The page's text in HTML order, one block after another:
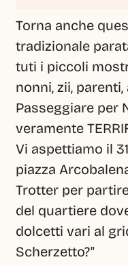
Torna anche
tradizionale
tuti i piccoli
nonni, zii, parenti,
Passeggiare per
veramente
Vi aspettiamo il
piazza
Trotter per
del quartiere
dolcetti vari al
Scherzetto?"